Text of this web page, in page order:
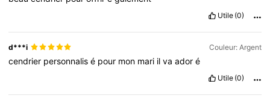
Utile (0)
d***i Couleur: Argent
cendrier personnalisé pour mon mari ilvaadoré
Utile (0)